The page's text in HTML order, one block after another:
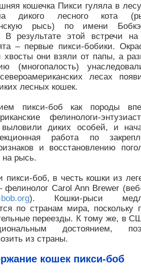
кошечка Пикси гуляла в
дикого лесного кота
рысь) по имени
В результате этой встречи на
– первые пикси-бобики.
хвосты они взяли от папы, а
(многопалость)
лесах
лесных кошек.
пикси-боб как породы
фелинологи-
диких особей, и
работа по
и восстановлению
на рысь.
пикси-боб, в честь кошки из
фелинолог Carol Ann Brewer
). Кошки-рыси
по странам мира, поскольку
переезды. К тому же, в
достоянием,
из страны.
кошек пикси-боб